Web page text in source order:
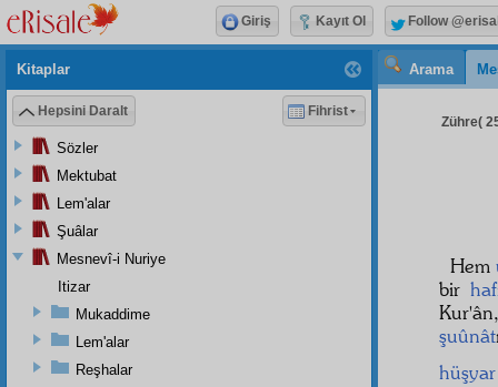
Arama
Zühre(
Hem
bir
şuûnât
hüşyar
Kitaplar
Hepsini Daralt Fihrist
Sözler
Mektubat
Lem'alar
Şuâlar
Mesnevî-i Nuriye
Itizar
Mukaddime
Lem'alar
Reşhalar
Giriş Kayıt Ol Follow